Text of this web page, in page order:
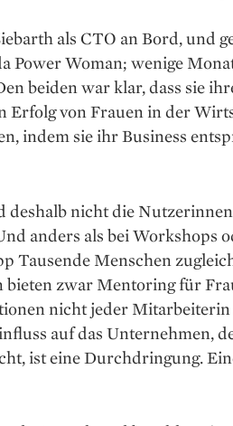
als CTO an Bord, und
Power Woman; wenige
beiden war klar, dass sie
Erfolg von Frauen in der
indem sie ihr ­Business
deshalb nicht die
­anders als bei Workshops
Tausende Menschen
bieten zwar Mentoring für
nicht jeder
auf das Unternehmen,
ist eine Durchdringung.